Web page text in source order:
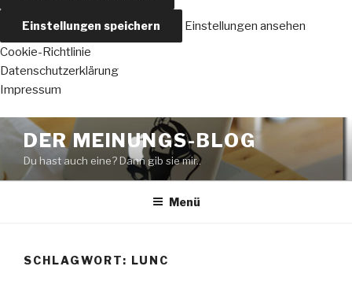
Einstellungen speichern
Einstellungen ansehen
Cookie-Richtlinie
Datenschutzerklärung
Impressum
Zum
Inhalt
springen
DER MEINUNGS-BLOG
Du hast auch eine? Dann gib sie mir..
Menü
SCHLAGWORT: LUNC